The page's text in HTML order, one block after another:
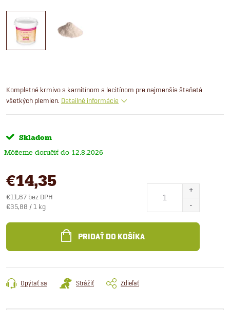
Kompletné krmivo s karnitínom a lecitínom pre najmenšie šteňatá
všetkých plemien. Detailné informácie
Skladom
12.8.2026
€14,35
€11,67 bez DPH
Jednotková
€35,88 / 1 kg
PRIDAŤ DO KOŠÍKA
Opýtať sa Strážiť Zdieľať